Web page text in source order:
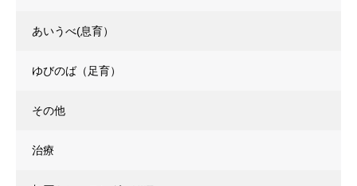
あいうべ(息育）
ゆびのば（足育）
その他
治療